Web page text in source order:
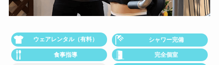
ウェアレンタル（有料） シャワー完備
食事指導 完全個室